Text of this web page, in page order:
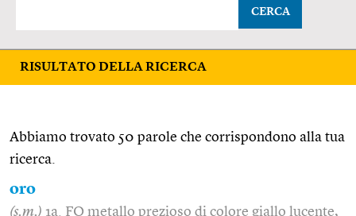
CERCA
RISULTATO DELLA RICERCA
Abbiamo trovato 50 parole che corrispondono alla tua
ricerca.
oro
(s.m.) 1a. FO metallo prezioso di colore giallo lucente,